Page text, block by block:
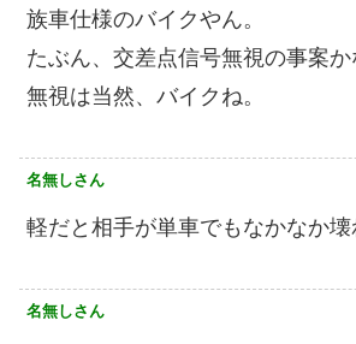
族車仕様のバイクやん。
たぶん、交差点信号無視の事案か
無視は当然、バイクね。
名無しさん
軽だと相手が単車でもなかなか壊
名無しさん